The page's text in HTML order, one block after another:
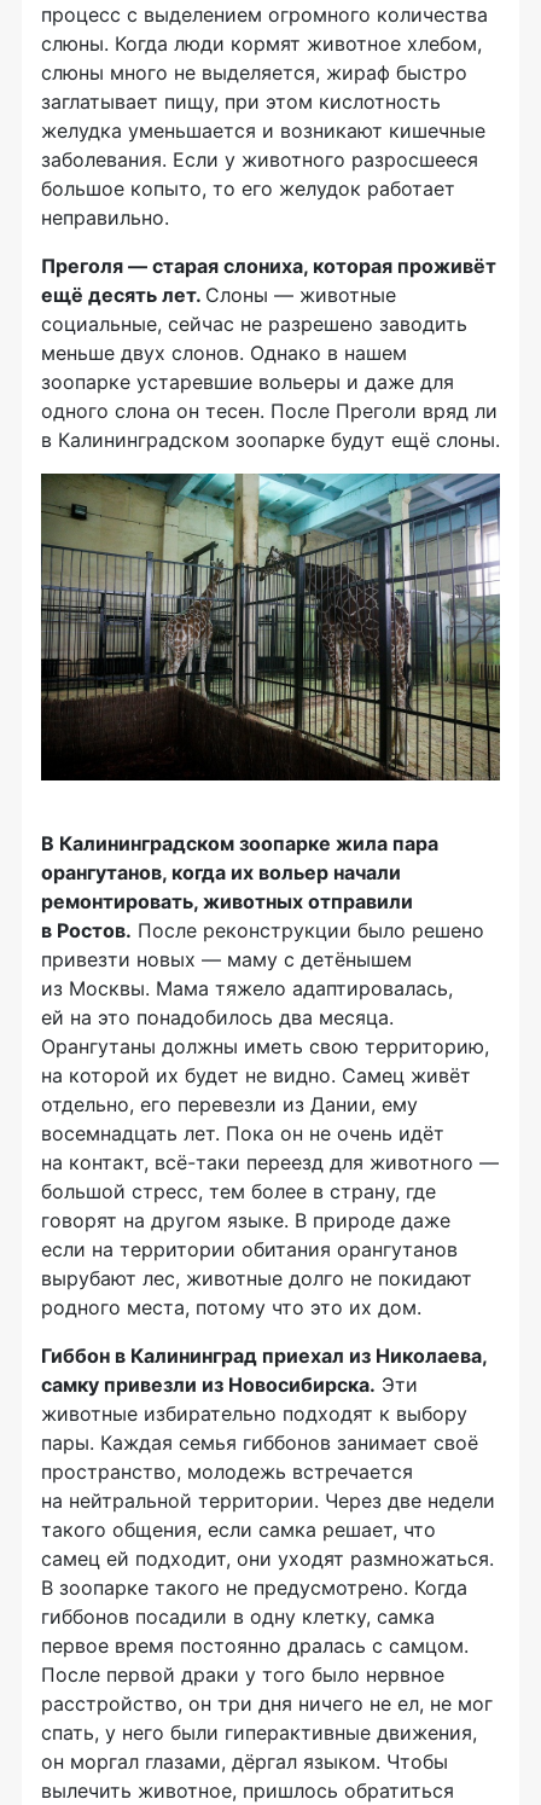
процесс с выделением огромного количества
слюны. Когда люди кормят животное хлебом,
слюны много не выделяется, жираф быстро
заглатывает пищу, при этом кислотность
желудка уменьшается и возникают кишечные
заболевания. Если у животного разросшееся
большое копыто, то его желудок работает
неправильно.
Преголя — старая слониха, которая проживёт
ещё десять лет. Слоны — животные
социальные, сейчас не разрешено заводить
меньше двух слонов. Однако в нашем
зоопарке устаревшие вольеры и даже для
одного слона он тесен. После Преголи вряд ли
в Калининградском зоопарке будут ещё слоны.
В Калининградском зоопарке жила пара
орангутанов, когда их вольер начали
ремонтировать, животных отправили
в Ростов. После реконструкции было решено
привезти новых — маму с детёнышем
из Москвы. Мама тяжело адаптировалась,
ей на это понадобилось два месяца.
Орангутаны должны иметь свою территорию,
на которой их будет не видно. Самец живёт
отдельно, его перевезли из Дании, ему
восемнадцать лет. Пока он не очень идёт
на контакт, всё-таки переезд для животного —
большой стресс, тем более в страну, где
говорят на другом языке. В природе даже
если на территории обитания орангутанов
вырубают лес, животные долго не покидают
родного места, потому что это их дом.
Гиббон в Калининград приехал из Николаева,
самку привезли из Новосибирска. Эти
животные избирательно подходят к выбору
пары. Каждая семья гиббонов занимает своё
пространство, молодежь встречается
на нейтральной территории. Через две недели
такого общения, если самка решает, что
самец ей подходит, они уходят размножаться.
В зоопарке такого не предусмотрено. Когда
гиббонов посадили в одну клетку, самка
первое время постоянно дралась с самцом.
После первой драки у того было нервное
расстройство, он три дня ничего не ел, не мог
спать, у него были гиперактивные движения,
он моргал глазами, дёргал языком. Чтобы
вылечить животное, пришлось обратиться